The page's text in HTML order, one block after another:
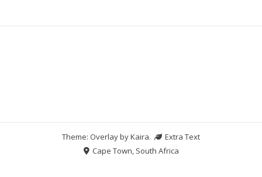
Theme: Overlay byKaira.
Extra Text
Cape Town, South Africa